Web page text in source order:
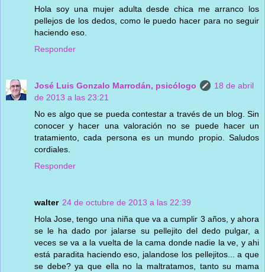
Hola soy una mujer adulta desde chica me arranco los
pellejos de los dedos, como le puedo hacer para no seguir
haciendo eso.
Responder
José Luis Gonzalo Marrodán, psicólogo
18 de abril
de 2013 a las 23:21
No es algo que se pueda contestar a través de un blog. Sin
conocer y hacer una valoración no se puede hacer un
tratamiento, cada persona es un mundo propio. Saludos
cordiales.
Responder
walter 24 de octubre de 2013 a las 22:39
Hola Jose, tengo una niña que va a cumplir 3 años, y ahora
se le ha dado por jalarse su pellejito del dedo pulgar, a
veces se va a la vuelta de la cama donde nadie la ve, y ahi
está paradita haciendo eso, jalandose los pellejitos... a que
se debe? ya que ella no la maltratamos, tanto su mama